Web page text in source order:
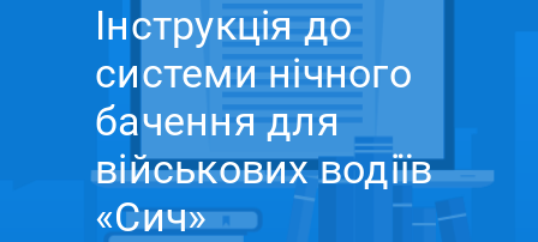
Інструкція до
системи нічного
бачення для
військових водіїв
«Сич»